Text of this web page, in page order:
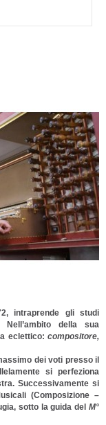
intraprende gli studi
Nell’ambito della sua
eclettico: compositore,
dei voti presso il
si perfeziona
Successivamente si
(Composizione –
sotto la guida del M°